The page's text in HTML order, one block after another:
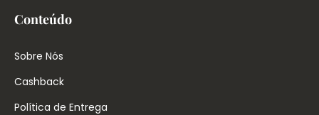
Conteúdo
Sobre Nós
Cashback
Política de Entrega